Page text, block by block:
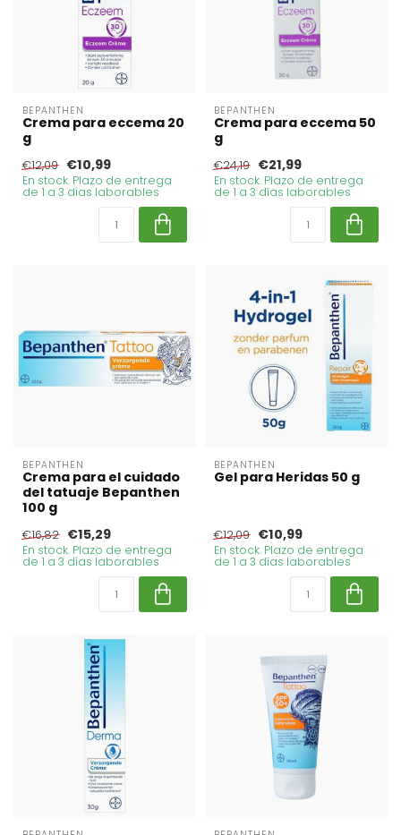
BEPANTHEN
Crema para eccema 20
g
€12,09 €10,99
En stock. Plazo de entrega
de 1 a 3 días laborables
BEPANTHEN
Crema para eccema 50
g
€24,19 €21,99
En stock. Plazo de entrega
de 1 a 3 días laborables
BEPANTHEN
Crema para el cuidado
del tatuaje Bepanthen
100 g
€16,82 €15,29
En stock. Plazo de entrega
de 1 a 3 días laborables
BEPANTHEN
Gel para Heridas 50 g
€12,09 €10,99
En stock. Plazo de entrega
de 1 a 3 días laborables